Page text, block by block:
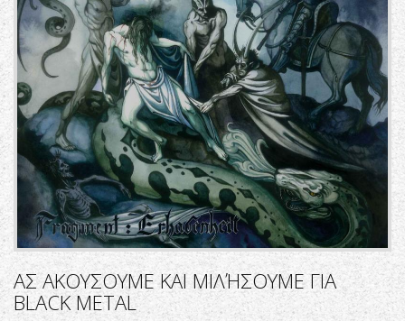
ΑΣ ΑΚΟΥΣΟΥΜΕ ΚΑΙ ΜΙΛΉΣΟΥΜΕ ΓΙΑ
BLACK METAL